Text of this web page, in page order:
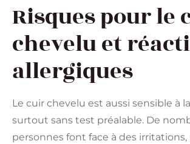
Risques pour le
chevelu et
allergiques
Le cuir chevelu est aussi sensible à
surtout sans test préalable. De
personnes font face à des